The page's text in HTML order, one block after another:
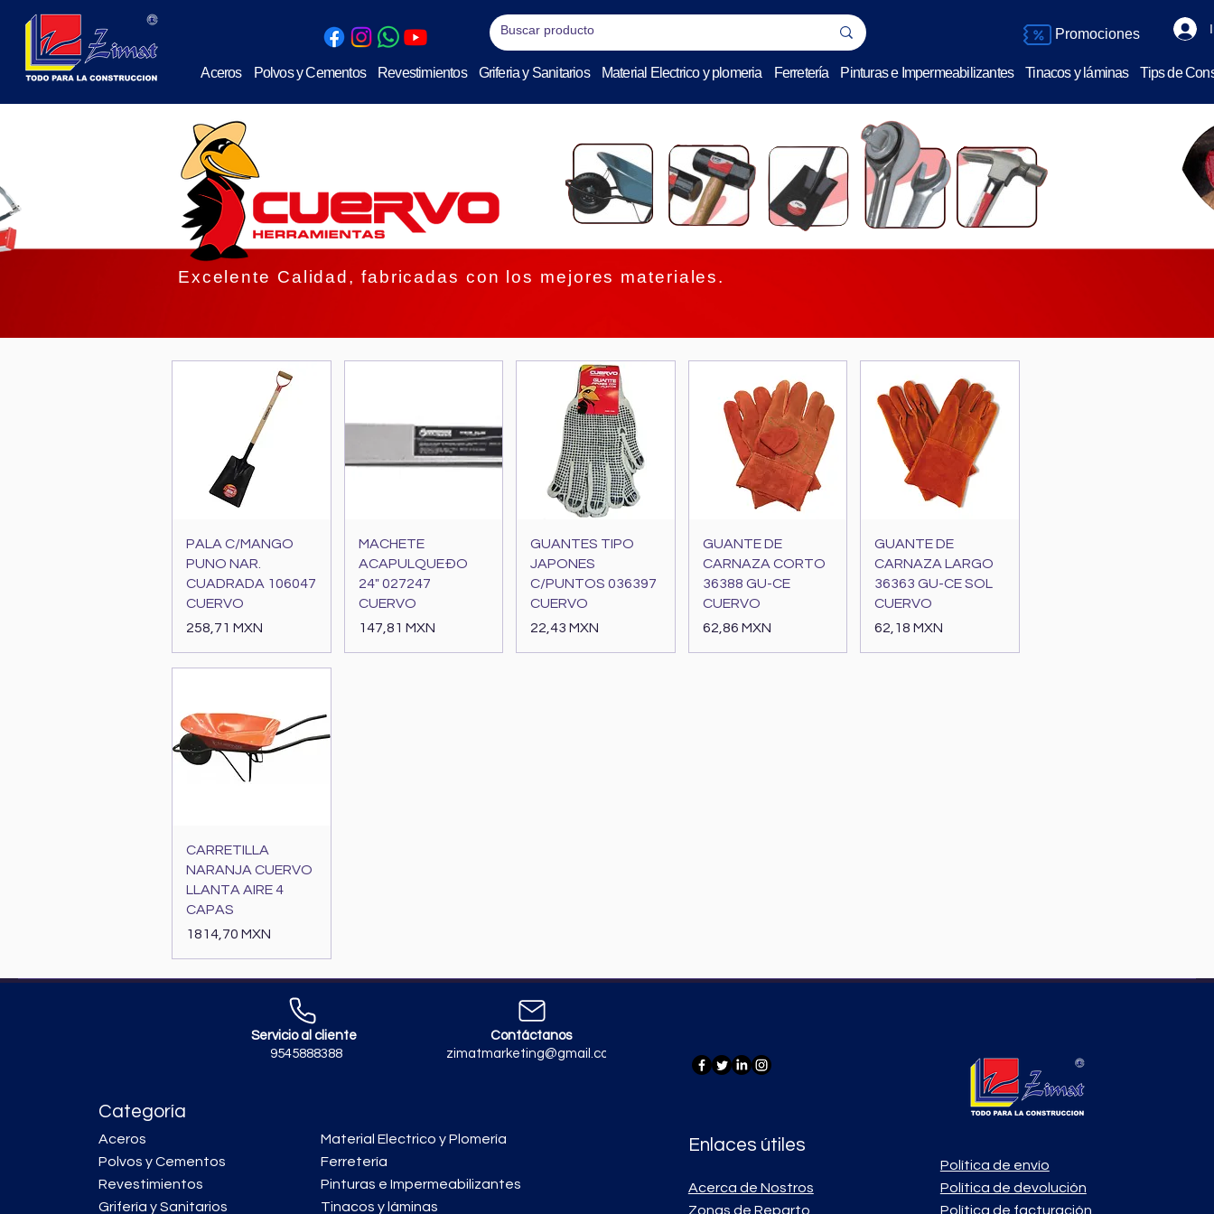
Aceros Polvos y Cementos Revestimientos Griferia y Sanitarios Material Electrico y plomeria Ferretería Pinturas e Impermeabilizantes Tinacos y láminas Tips de
Promociones
Excelente Calidad, fabricadas con los mejores materiales.
Vista rápida
PALA C/MANGO
PUNO NAR.
CUADRADA 106047
CUERVO
Precio
258,71 MXN
Vista rápida
MACHETE
ACAPULQUEÐO
24" 027247
CUERVO
Precio
147,81 MXN
Vista rápida
GUANTES TIPO
JAPONES
C/PUNTOS 036397
CUERVO
Precio
22,43 MXN
Vista rápida
GUANTE DE
CARNAZA CORTO
36388 GU-CE
CUERVO
Precio
62,86 MXN
Vista rápida
GUANTE DE
CARNAZA LARGO
36363 GU-CE SOL
CUERVO
Precio
62,18 MXN
Vista rápida
CARRETILLA
NARANJA CUERVO
LLANTA AIRE 4
CAPAS
Precio
1814,70 MXN
Servicio al cliente
9545888388
Contáctanos
zimatmarketing@gmail.com
Categoría
Aceros
Polvos y Cementos
Revestimientos
Grifería y Sanitarios
Material Electrico y Plomería
Ferretería
Pinturas e Impermeabilizantes
Tinacos y láminas
Enlaces útiles
Política de envío
Acerca de Nostros
Zonas de Reparto
Política de devolución
Política de facturación